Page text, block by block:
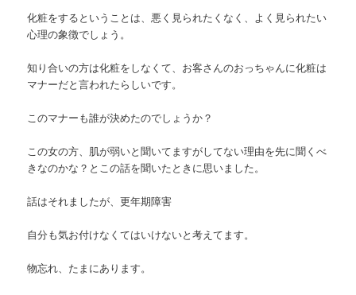
化粧をするということは、悪く見られたくなく、よく見られたい
心理の象徴でしょう。
知り合いの方は化粧をしなくて、お客さんのおっちゃんに化粧は
マナーだと言われたらしいです。
このマナーも誰が決めたのでしょうか？
この女の方、肌が弱いと聞いてますがしてない理由を先に聞くべ
きなのかな？とこの話を聞いたときに思いました。
話はそれましたが、更年期障害
自分も気お付けなくてはいけないと考えてます。
物忘れ、たまにあります。